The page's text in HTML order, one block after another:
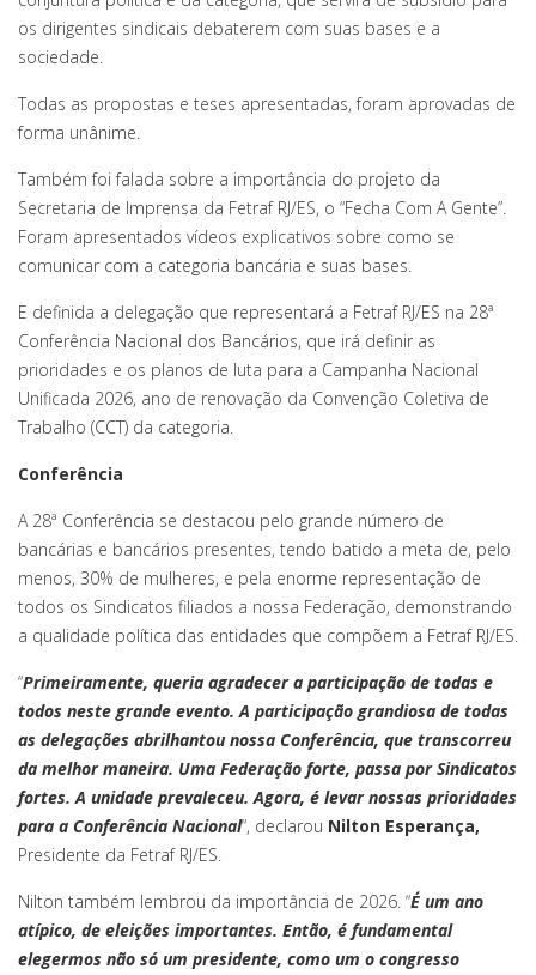
os dirigentes sindicais debaterem com suas bases e a
sociedade.
Todas as propostas e teses apresentadas, foram aprovadas de
forma unânime.
Também foi falada sobre a importância do projeto da
Secretaria de Imprensa da Fetraf RJ/ES, o “Fecha Com A Gente”.
Foram apresentados vídeos explicativos sobre como se
comunicar com a categoria bancária e suas bases.
E definida a delegação que representará a Fetraf RJ/ES na 28ª
Conferência Nacional dos Bancários, que irá definir as
prioridades e os planos de luta para a Campanha Nacional
Unificada 2026, ano de renovação da Convenção Coletiva de
Trabalho (CCT) da categoria.
Conferência
A 28ª Conferência se destacou pelo grande número de
bancárias e bancários presentes, tendo batido a meta de, pelo
menos, 30% de mulheres, e pela enorme representação de
todos os Sindicatos filiados a nossa Federação, demonstrando
a qualidade política das entidades que compõem a Fetraf RJ/ES.
“Primeiramente, queria agradecer a participação de todas e
todos neste grande evento. A participação grandiosa de todas
as delegações abrilhantou nossa Conferência, que transcorreu
da melhor maneira. Uma Federação forte, passa por Sindicatos
fortes. A unidade prevaleceu. Agora, é levar nossas prioridades
para a Conferência Nacional“, declarou Nilton Esperança,
Presidente da Fetraf RJ/ES.
Nilton também lembrou da importância de 2026. “É um ano
atípico, de eleições importantes. Então, é fundamental
elegermos não só um presidente, como um o congresso